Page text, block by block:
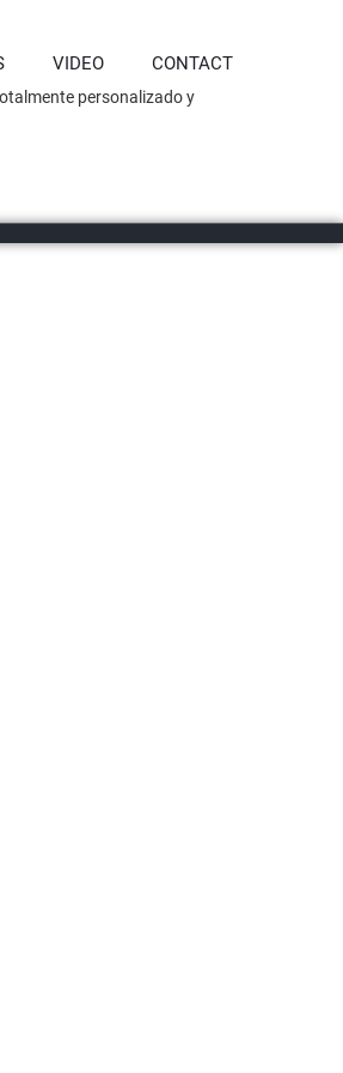
VIDEO CONTACT
personalizado y